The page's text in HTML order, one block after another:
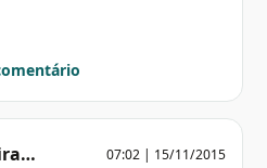
07:02 | 15/11/2015